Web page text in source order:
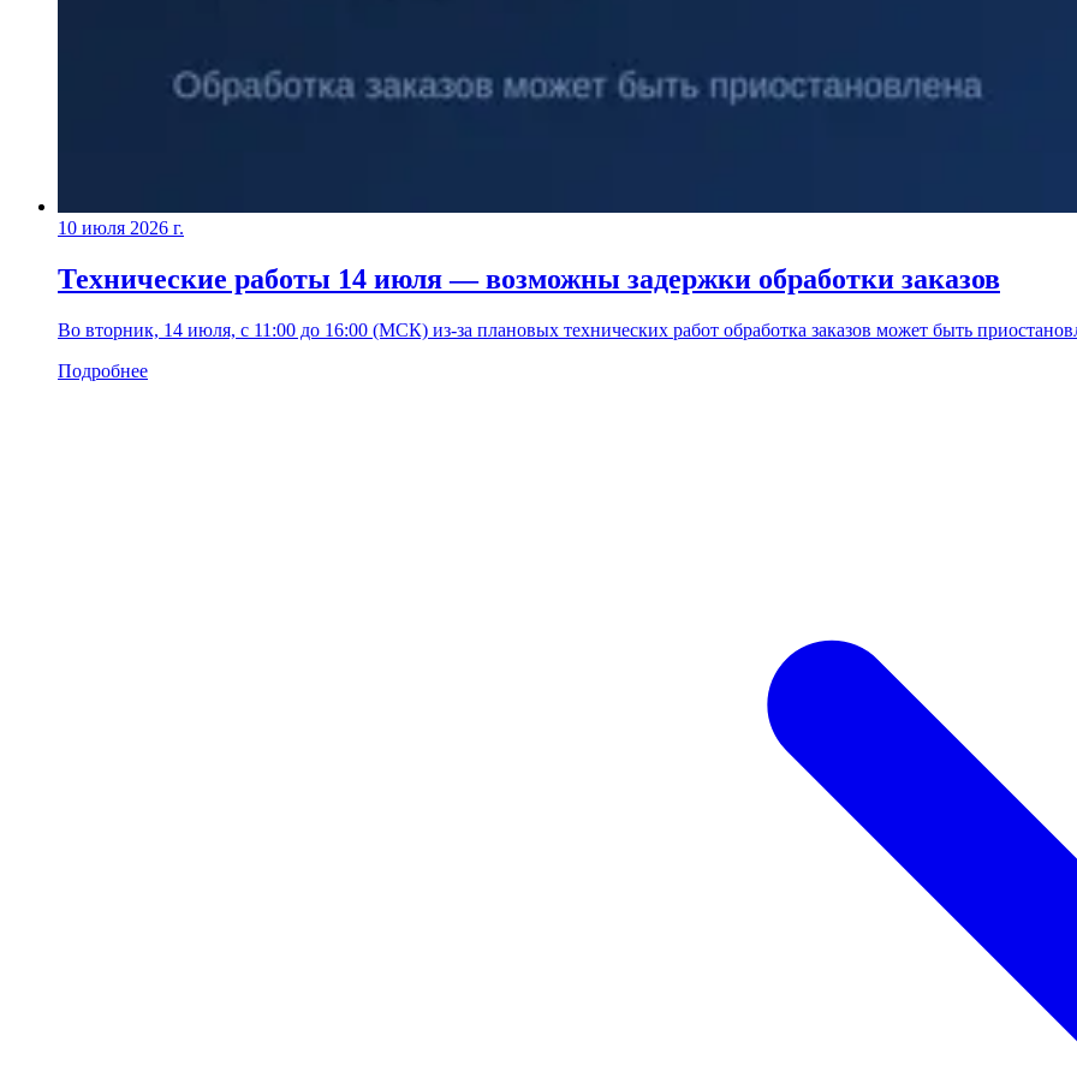
10 июля 2026 г.
Технические работы 14 июля — возможны задержки обработки заказов
Во вторник, 14 июля, с 11:00 до 16:00 (МСК) из-за плановых технических работ обработка заказов может быть
Подробнее